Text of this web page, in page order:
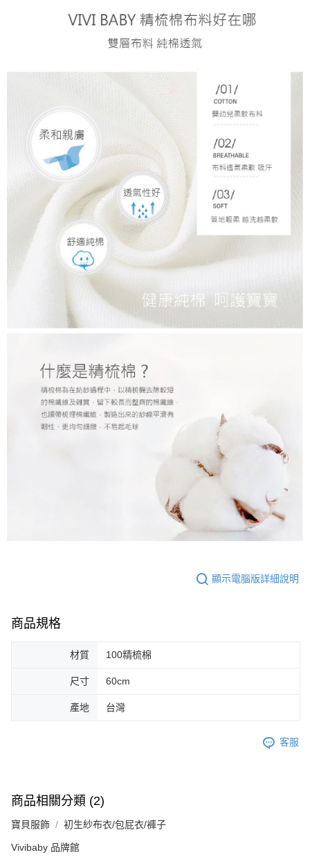
顯示電腦版詳細說明
商品規格
材質 100精梳棉
尺寸 60cm
產地 台灣
客服
商品相關分類 (2)
寶貝服飾 初生紗布衣/包屁衣/褲子
Vivibaby 品牌館